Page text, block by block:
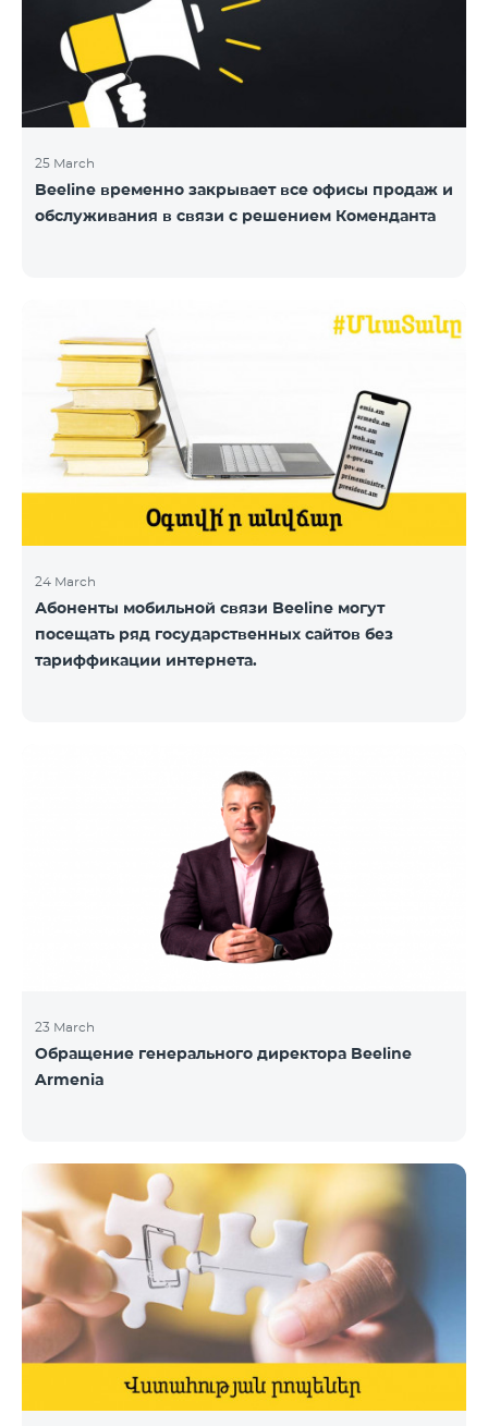
25 March
Beeline временно закрывает все офисы продаж и
обслуживания в связи с решением Коменданта
24 March
Абоненты мобильной связи Beeline могут
посещать ряд государственных сайтов без
тариффикации интернета.
23 March
Обращение генерального директора Beeline
Armenia